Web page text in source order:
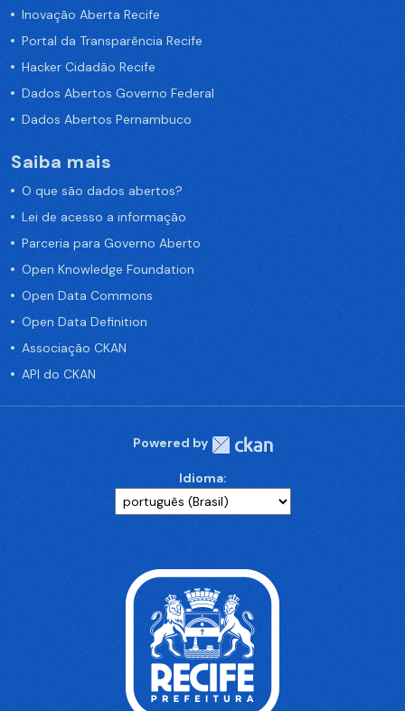
Inovação Aberta Recife
Portal da Transparência Recife
Hacker Cidadão Recife
Dados Abertos Governo Federal
Dados Abertos Pernambuco
Saiba mais
O que são dados abertos?
Lei de acesso a informação
Parceria para Governo Aberto
Open Knowledge Foundation
Open Data Commons
Open Data Definition
Associação CKAN
API do CKAN
Powered by
Idioma